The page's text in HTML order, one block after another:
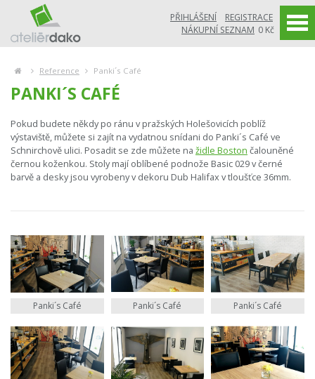
PŘIHLÁŠENÍ
REGISTRACE
NÁKUPNÍ SEZNAM 0 Kč
Reference Panki´s Café
PANKI´S CAFÉ
Pokud budete někdy po ránu v pražských Holešovicích poblíž
výstaviště, můžete si zajít na vydatnou snídani do Panki´s Café ve
Schnirchově ulici. Posadit se zde můžete na židle Boston čalouněné
černou koženkou. Stoly mají oblíbené podnože Basic 029 v černé
barvě a desky jsou vyrobeny v dekoru Dub Halifax v tloušťce 36mm.
Panki´s Café Panki´s Café Panki´s Café